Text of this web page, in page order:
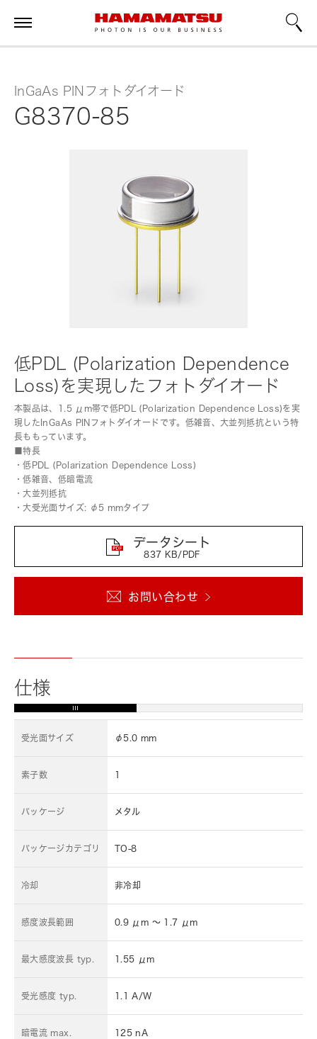
InGaAs PINフォトダイオード
G8370-85
お問い合わせ
低PDL (Polarization Dependence
Loss)を実現したフォトダイオード
本製品は、1.5 μm帯で低PDL (Polarization Dependence Loss)を実
現したInGaAs PINフォトダイオードです。低雑音、大並列抵抗という特
長ももっています。
■特長
・低PDL (Polarization Dependence Loss)
・低雑音、低暗電流
・大並列抵抗
・大受光面サイズ: φ5 mmタイプ
データシート
837 KB/PDF
仕様
受光面サイズ φ5.0 mm
素子数 1
パッケージ メタル
パッケージカテゴリ TO-8
冷却 非冷却
感度波長範囲 0.9 μm ～ 1.7 μm
最大感度波長 typ. 1.55 μm
受光感度 typ. 1.1 A/W
暗電流 max. 125 nA